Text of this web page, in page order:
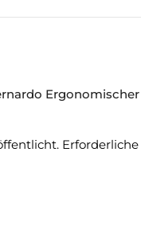
Ergonomischer
Erforderliche